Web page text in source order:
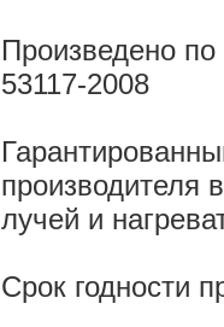
Произведено
53117-2008
производителя
лучей и
Срок годности